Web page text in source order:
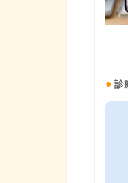
診